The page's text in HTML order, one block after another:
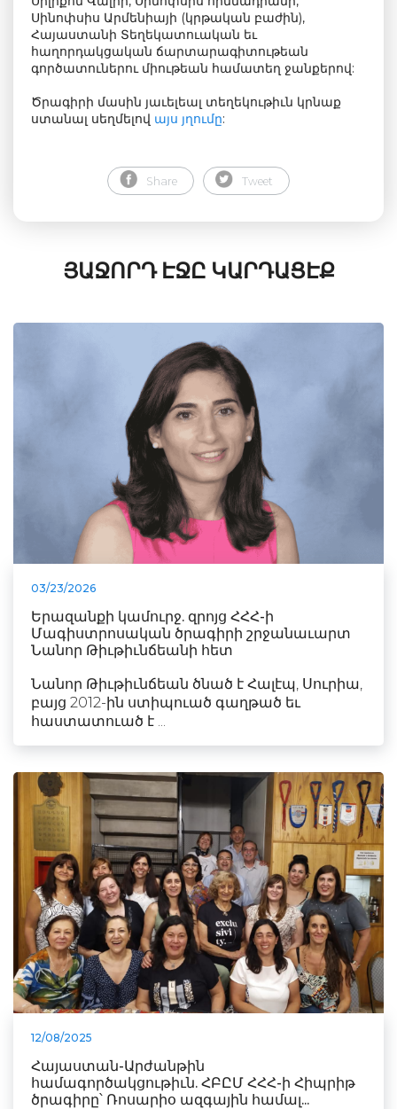
Սինոփսիս Արմենիայի (կրթական բաժին),
Հայաստանի Տեղեկատուական եւ
հաղորդակցական ճարտարագիտութեան
գործատուներու միութեան համատեղ ջանքերով:
Ծրագիրի մասին յաւելեալ տեղեկութիւն կրնաք
ստանալ սեղմելով այս յղումը:
Share Tweet
ՅԱՋՈՐԴ ԷՋԸ ԿԱՐԴԱՑԷՔ
03/23/2026
Երազանքի կամուրջ. զրոյց ՀՀՀ-ի
Մագիստրոսական ծրագիրի շրջանաւարտ
Նանոր Թիւթիւնճեանի հետ
Նանոր Թիւթիւնճեան ծնած է Հալէպ, Սուրիա,
բայց 2012-ին ստիպուած գաղթած եւ
հաստատուած է ...
12/08/2025
Հայաստան-Արժանթին
համագործակցութիւն. ՀԲԸՄ ՀՀՀ-ի Հիպրիթ
ծրագիրը՝ Ռոսարիօ ազգային համալ...